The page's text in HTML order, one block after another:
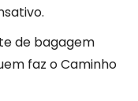
de bagagem
faz o Caminho